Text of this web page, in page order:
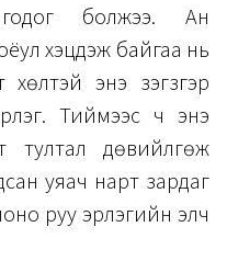
болжээ. Ан
хэцүүдэж байгаа нь
энэ зэгзгэр
Тиймээс ч энэ
тултал дөвийлгөж
уяач нарт зардаг
руу эрлэгийн элч